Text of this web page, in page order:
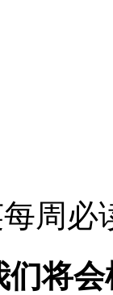
周
们将